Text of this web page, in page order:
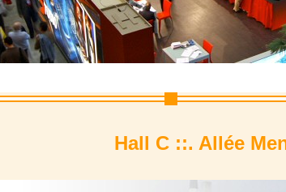
Hall C ::. Allée